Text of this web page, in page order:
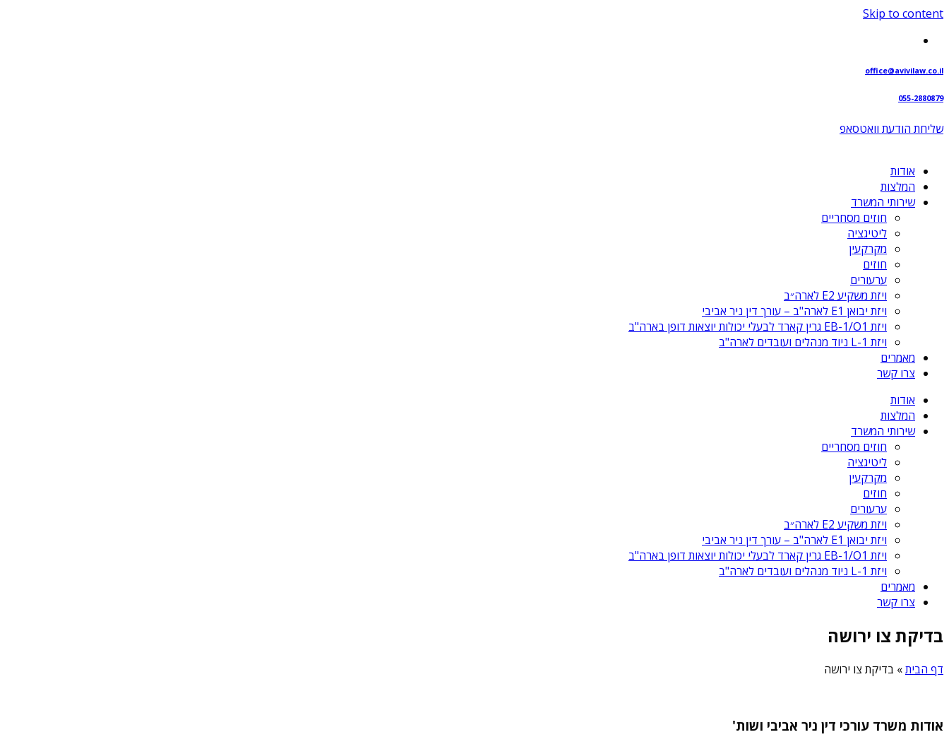
Skip to content
office@avivilaw.co.il
055-2880879
שליחת הודעת וואטסאפ⁩
אודות
המלצות
שירותי המשרד
חוזים מסחריים
ליטיגציה
מקרקעין
חוזים
ערעורים
ויזת משקיע E2 לארה״ב
ויזת יבואן E1 לארה"ב – עורך דין ניר אביבי
ויזת EB-1/O1 גרין קארד לבעלי יכולות יוצאות דופן בארה"ב
ויזת L-1 ניוד מנהלים ועובדים לארה"ב
מאמרים
צרו קשר
אודות
המלצות
שירותי המשרד
חוזים מסחריים
ליטיגציה
מקרקעין
חוזים
ערעורים
ויזת משקיע E2 לארה״ב
ויזת יבואן E1 לארה"ב – עורך דין ניר אביבי
ויזת EB-1/O1 גרין קארד לבעלי יכולות יוצאות דופן בארה"ב
ויזת L-1 ניוד מנהלים ועובדים לארה"ב
מאמרים
צרו קשר
בדיקת צו ירושה
דף הבית» בדיקת צו ירושה
אודות משרד עורכי דין ניר אביבי ושות'